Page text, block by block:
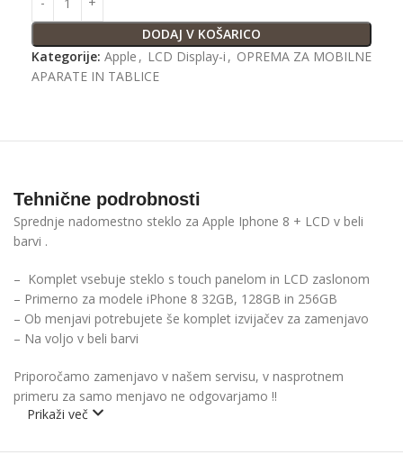
DODAJ V KOŠARICO
Kategorije: Apple , LCD Display-i , OPREMA ZA MOBILNE
APARATE IN TABLICE
Tehnične podrobnosti
Sprednje nadomestno steklo za Apple Iphone 8 + LCD v beli
barvi .
– Komplet vsebuje steklo s touch panelom in LCD zaslonom
– Primerno za modele iPhone 8 32GB, 128GB in 256GB
– Ob menjavi potrebujete še komplet izvijačev za zamenjavo
– Na voljo v beli barvi
Priporočamo zamenjavo v našem servisu, v nasprotnem
primeru za samo menjavo ne odgovarjamo !!
Prikaži več